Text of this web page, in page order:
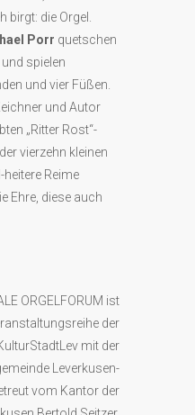
birgt: die Orgel.
Porr quetschen
spielen
und vier Füßen.
und Autor
„Ritter Rost“-
vierzehn kleinen
Reime
Ehre, diese auch
ORGELFORUM ist
der
mit der
Leverkusen-
vom Kantor der